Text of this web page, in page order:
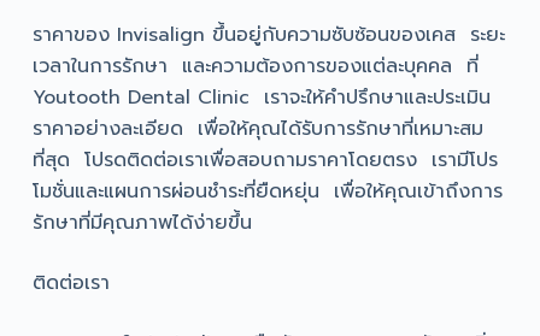
ราคาของ Invisalign ขึ้นอยู่กับความซับซ้อนของเคส ระยะ
เวลาในการรักษา และความต้องการของแต่ละบุคคล ที่
Youtooth Dental Clinic เราจะให้คำปรึกษาและประเมิน
ราคาอย่างละเอียด เพื่อให้คุณได้รับการรักษาที่เหมาะสม
ที่สุด โปรดติดต่อเราเพื่อสอบถามราคาโดยตรง เรามีโปร
โมชั่นและแผนการผ่อนชำระที่ยืดหยุ่น เพื่อให้คุณเข้าถึงการ
รักษาที่มีคุณภาพได้ง่ายขึ้น
ติดต่อเรา